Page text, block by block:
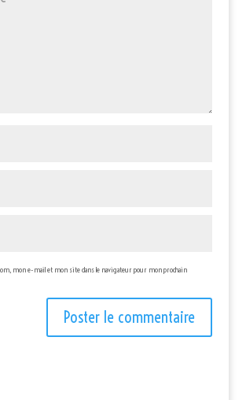
mon e-mail et mon site dans le navigateur pour mon prochain